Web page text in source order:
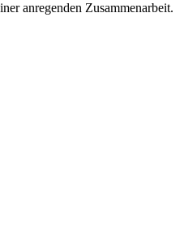
anregenden Zusammenarbeit.